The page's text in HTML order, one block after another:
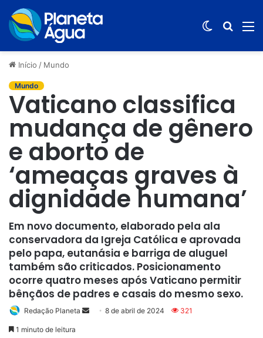
Switch
Início / Mundo
Mundo
Vaticano classifica
mudança de gênero
e aborto de
‘ameaças graves à
dignidade humana’
Em novo documento, elaborado pela ala
conservadora da Igreja Católica e aprovada
pelo papa, eutanásia e barriga de aluguel
também são criticados. Posicionamento
ocorre quatro meses após Vaticano permitir
bênçãos de padres e casais do mesmo sexo.
Redação Planeta
Mande8 de abril de 2024 321
1 minuto de leitura